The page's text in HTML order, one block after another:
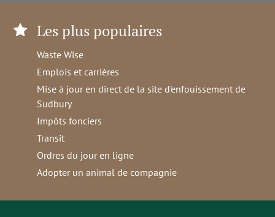
Les plus populaires
Waste Wise
Emplois et carrières
Mise à jour en direct de la site d'enfouissement de
Sudbury
Impôts fonciers
Transit
Ordres du jour en ligne
Adopter un animal de compagnie